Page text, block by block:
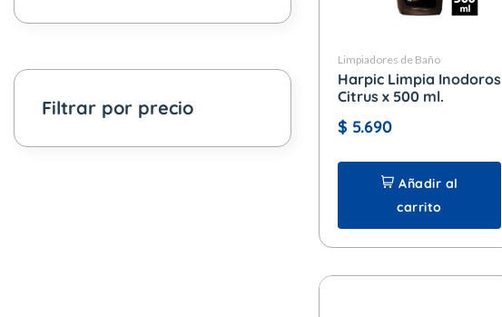
Limpiadores de Baño
Harpic Limpia Inodoros
Citrus x 500 ml.
$ 5.690
Añadir al
carrito
Filtrar por precio